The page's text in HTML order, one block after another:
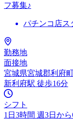
フ募集♪
パチンコ店ス
勤務地
面接地
宮城県宮城郡利府
新利府駅 徒歩16分
シフト
1日3時間 週3日か